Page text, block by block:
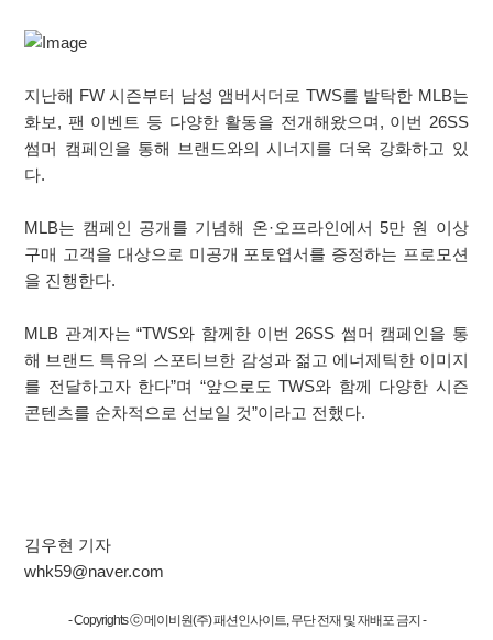
지난해 FW 시즌부터 남성 앰버서더로 TWS를 발탁한 MLB는
화보, 팬 이벤트 등 다양한 활동을 전개해왔으며, 이번 26SS
썸머 캠페인을 통해 브랜드와의 시너지를 더욱 강화하고 있
다.
MLB는 캠페인 공개를 기념해 온·오프라인에서 5만 원 이상
구매 고객을 대상으로 미공개 포토엽서를 증정하는 프로모션
을 진행한다.
MLB 관계자는 “TWS와 함께한 이번 26SS 썸머 캠페인을 통
해 브랜드 특유의 스포티브한 감성과 젊고 에너제틱한 이미지
를 전달하고자 한다”며 “앞으로도 TWS와 함께 다양한 시즌
콘텐츠를 순차적으로 선보일 것”이라고 전했다.
김우현 기자
whk59@naver.com
- Copyrights ⓒ 메이비원(주) 패션인사이트, 무단 전재 및 재배포 금지 -